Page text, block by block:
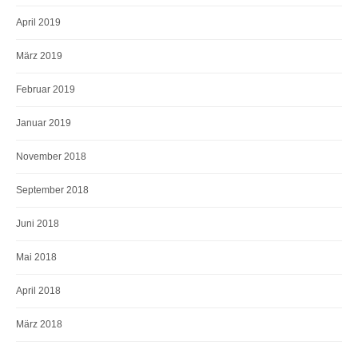
April 2019
März 2019
Februar 2019
Januar 2019
November 2018
September 2018
Juni 2018
Mai 2018
April 2018
März 2018